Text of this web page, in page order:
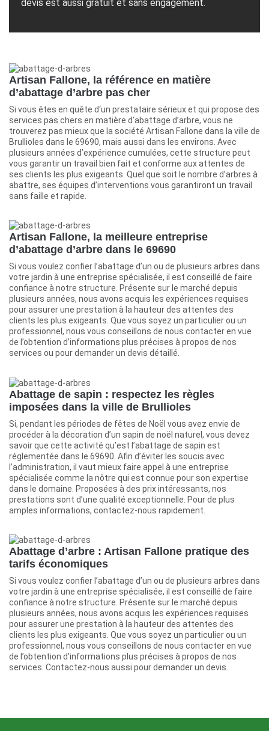
devis est aussi gratuit et sans engagement.
Artisan Fallone, la référence en matière
d’abattage d’arbre pas cher
Si vous êtes en quête d‘un prestataire sérieux et qui propose des
services pas chers en matière d’abattage d’arbre, vous ne
trouverez pas mieux que la société Artisan Fallone dans la ville de
Brullioles dans le 69690, mais aussi dans les environs. Avec
plusieurs années d’expérience cumulées, cette structure peut
vous garantir un travail bien fait et conforme aux attentes de
ses clients les plus exigeants. Quel que soit le nombre d’arbres à
abattre, ses équipes d’interventions vous garantiront un travail
sans faille et rapide.
Artisan Fallone, la meilleure entreprise
d’abattage d’arbre dans le 69690
Si vous voulez confier l’abattage d’un ou de plusieurs arbres dans
votre jardin à une entreprise spécialisée, il est conseillé de faire
confiance à notre structure. Présente sur le marché depuis
plusieurs années, nous avons acquis les expériences requises
pour assurer une prestation à la hauteur des attentes des
clients les plus exigeants. Que vous soyez un particulier ou un
professionnel, nous vous conseillons de nous contacter en vue
de l’obtention d’informations plus précises à propos de nos
services ou pour demander un devis détaillé.
Abattage de sapin : respectez les règles
imposées dans la ville de Brullioles
Si, pendant les périodes de fêtes de Noël vous avez envie de
procéder à la décoration d’un sapin de noël naturel, vous devez
savoir que cette activité qu’est l’abattage de sapin est
réglementée dans le 69690. Afin d’éviter les soucis avec
l’administration, il vaut mieux faire appel à une entreprise
spécialisée comme la nôtre qui est connue pour son expertise
dans le domaine. Proposées à des prix intéressants, nos
prestations sont d’une qualité exceptionnelle. Pour de plus
amples informations, contactez-nous rapidement.
Abattage d’arbre : Artisan Fallone pratique des
tarifs économiques
Si vous voulez confier l’abattage d’un ou de plusieurs arbres dans
votre jardin à une entreprise spécialisée, il est conseillé de faire
confiance à notre structure. Présente sur le marché depuis
plusieurs années, nous avons acquis les expériences requises
pour assurer une prestation à la hauteur des attentes des
clients les plus exigeants. Que vous soyez un particulier ou un
professionnel, nous vous conseillons de nous contacter en vue
de l’obtention d’informations plus précises à propos de nos
services. Contactez-nous aussi pour demander un devis.